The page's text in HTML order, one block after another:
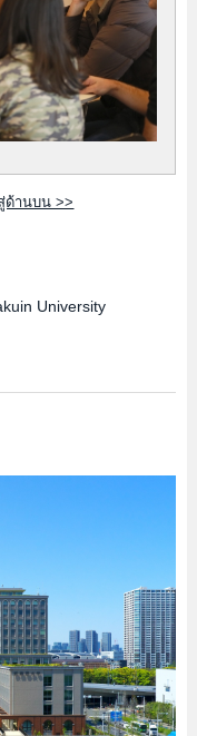
ด้านบน >>
University